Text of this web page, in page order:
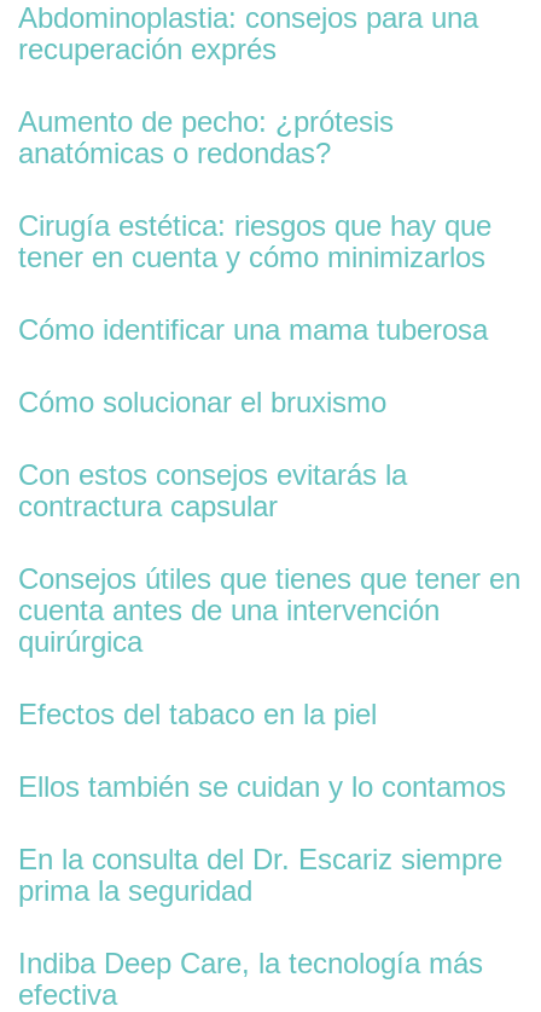
Abdominoplastia: consejos para una
recuperación exprés
Aumento de pecho: ¿prótesis
anatómicas o redondas?
Cirugía estética: riesgos que hay que
tener en cuenta y cómo minimizarlos
Cómo identificar una mama tuberosa
Cómo solucionar el bruxismo
Con estos consejos evitarás la
contractura capsular
Consejos útiles que tienes que tener en
cuenta antes de una intervención
quirúrgica
Efectos del tabaco en la piel
Ellos también se cuidan y lo contamos
En la consulta del Dr. Escariz siempre
prima la seguridad
Indiba Deep Care, la tecnología más
efectiva